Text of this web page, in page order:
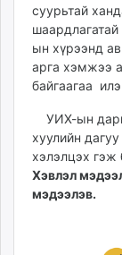
ergelt.mn
zarig.mn
today.mn
zuv.mn
mminfo.mn
ugluu.mn
urlag.mn
unen.mn
asu.mn
суурьтай
ын хүрээнд
арга хэмжээ
байгаагаа
УИХ-ын
хуулийн
хэлэлцэх гэж
Хэвлэл
мэдээлэв.